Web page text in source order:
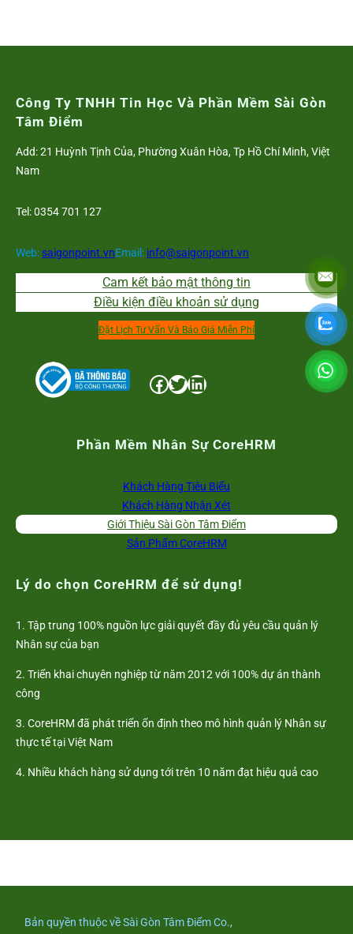
Công Ty TNHH Tin Học Và Phần Mềm Sài Gòn
Tâm Điểm
Add: 21 Huỳnh Tịnh Của, Phường Xuân Hòa, Tp Hồ Chí Minh, Việt
Nam
Tel: 0354 701 127
Web:saigonpoint.vnEmail: info@saigonpoint.vn
Cam kết bảo mật thông tin
Điều kiện điều khoản sử dụng
Đặt Lịch Tư Vấn Và Báo Giá Miễn Phí
Facebook Twitter LinkedIn
Phần Mềm Nhân Sự CoreHRM
Khách Hàng Tiêu Biểu
Khách Hàng Nhận Xét
Giới Thiệu Sài Gòn Tâm Điểm
Sản Phẩm CoreHRM
Lý do chọn CoreHRM để sử dụng!
1. Tập trung 100% nguồn lực giải quyết đầy đủ yêu cầu quản lý
Nhân sự của bạn
2. Triển khai chuyên nghiệp từ năm 2012 với 100% dự án thành
công
3. CoreHRM đã phát triển ổn định theo mô hình quản lý Nhân sự
thực tế tại Việt Nam
4. Nhiều khách hàng sử dụng tới trên 10 năm đạt hiệu quả cao
Bản quyền thuộc về Sài Gòn Tâm Điểm Co.,